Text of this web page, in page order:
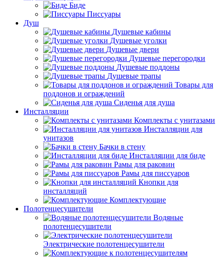
Биде
Писсуары
Душ
Душевые кабины
Душевые уголки
Душевые двери
Душевые перегородки
Душевые поддоны
Душевые трапы
Товары для
поддонов и ограждений
Сиденья для душа
Инсталляции
Комплекты с унитазами
Инсталляции для
унитазов
Бачки в стену
Инсталляции для биде
Рамы для раковин
Рамы для писсуаров
Кнопки для
инсталляций
Комплектующие
Полотенцесушители
Водяные
полотенцесушители
Электрические полотенцесушители